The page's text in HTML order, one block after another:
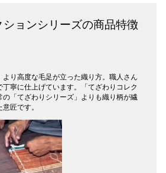
ョンシリーズの商品特徴
り高度な毛足が立った織り方。職人さん
寧に仕上げています。「てざわりコレク
の「てざわりシリーズ」よりも織り柄が繊
匠です。